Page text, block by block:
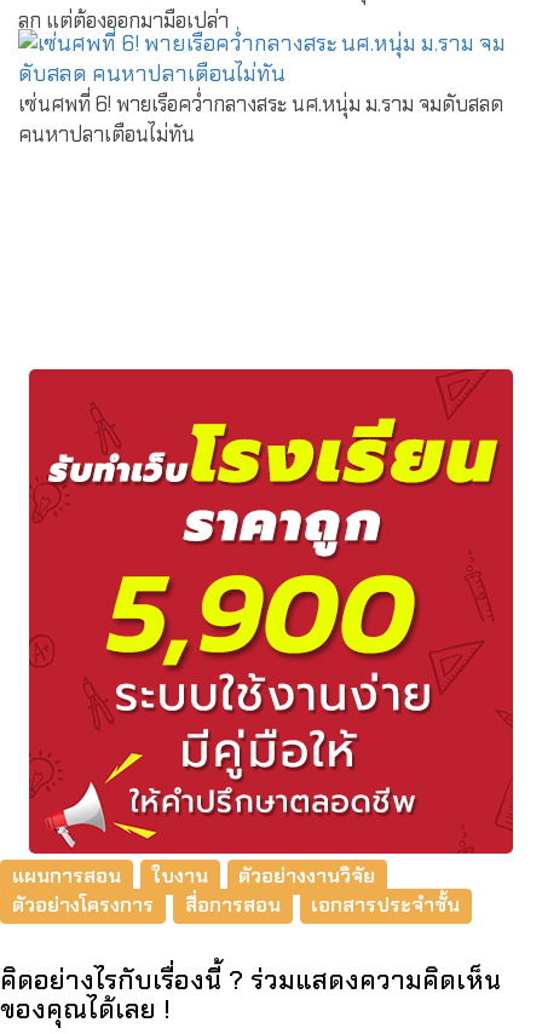
ลูก แต่ต้องออกมามือเปล่า
เซ่นศพที่ 6! พายเรือคว่ำกลางสระ นศ.หนุ่ม ม.ราม จมดับสลด
คนหาปลาเตือนไม่ทัน
แผนการสอน ใบงาน
ตัวอย่างงานวิจัย
ตัวอย่างโครงการ
สื่อการสอน เอกสารประจำชั้น
คิดอย่างไรกับเรื่องนี้ ? ร่วมแสดงความคิดเห็น
ของคุณได้เลย !